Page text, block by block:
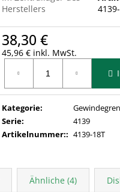
Herstellers
38,30 €
45,96 € inkl. MwSt.
Kategorie:
Serie:
4139
Artikelnummer:: 4139-18T
Ähnliche (4)